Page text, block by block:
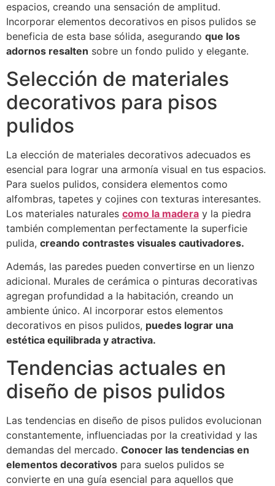
espacios, creando una sensación de amplitud.
Incorporar elementos decorativos en pisos pulidos se
beneficia de esta base sólida, asegurando que los
adornos resalten sobre un fondo pulido y elegante.
Selección de materiales
decorativos para pisos
pulidos
La elección de materiales decorativos adecuados es
esencial para lograr una armonía visual en tus espacios.
Para suelos pulidos, considera elementos como
alfombras, tapetes y cojines con texturas interesantes.
Los materiales naturales como la madera y la piedra
también complementan perfectamente la superficie
pulida, creando contrastes visuales cautivadores.
Además, las paredes pueden convertirse en un lienzo
adicional. Murales de cerámica o pinturas decorativas
agregan profundidad a la habitación, creando un
ambiente único. Al incorporar estos elementos
decorativos en pisos pulidos, puedes lograr una
estética equilibrada y atractiva.
Tendencias actuales en
diseño de pisos pulidos
Las tendencias en diseño de pisos pulidos evolucionan
constantemente, influenciadas por la creatividad y las
demandas del mercado. Conocer las tendencias en
elementos decorativos para suelos pulidos se
convierte en una guía esencial para aquellos que